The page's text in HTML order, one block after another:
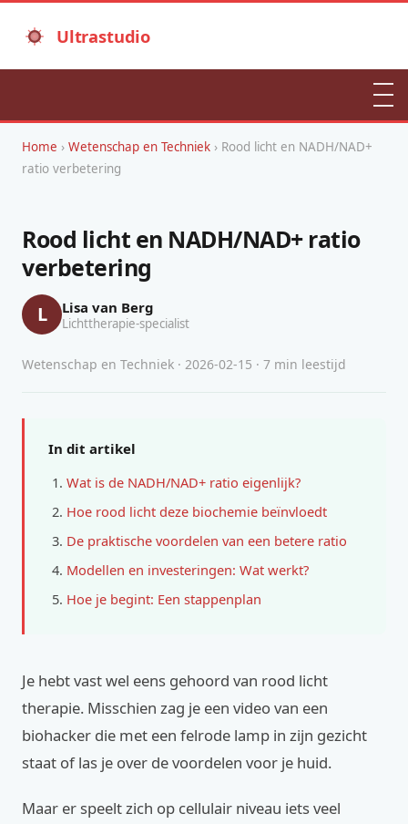
Ultrastudio
Home › Wetenschap en Techniek › Rood licht en NADH/NAD+
ratio verbetering
Rood licht en NADH/NAD+ ratio
verbetering
L Lisa van Berg
Lichttherapie-specialist
Wetenschap en Techniek · 2026-02-15 · 7 min leestijd
In dit artikel
Wat is de NADH/NAD+ ratio eigenlijk?
Hoe rood licht deze biochemie beïnvloedt
De praktische voordelen van een betere ratio
Modellen en investeringen: Wat werkt?
Hoe je begint: Een stappenplan
Je hebt vast wel eens gehoord van rood licht
therapie. Misschien zag je een video van een
biohacker die met een felrode lamp in zijn gezicht
staat of las je over de voordelen voor je huid.
Maar er speelt zich op cellulair niveau iets veel